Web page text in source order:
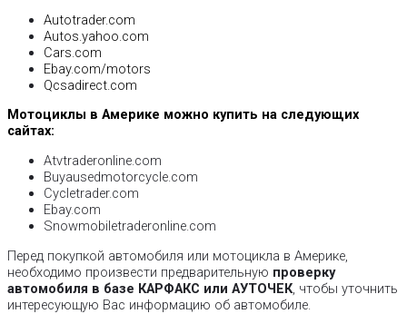
Autotrader.com
Autos.yahoo.com
Cars.com
Ebay.com/motors
Qcsadirect.com
Мотоциклы в Америке можно купить на следующих
сайтах:
Atvtraderonline.com
Buyausedmotorcycle.com
Cycletrader.com
Ebay.com
Snowmobiletraderonline.com
Перед покупкой автомобиля или мотоцикла в Америке,
необходимо произвести предварительную проверку
автомобиля в базе КАРФАКС или АУТОЧЕК, чтобы уточнить
интересующую Вас информацию об автомобиле.